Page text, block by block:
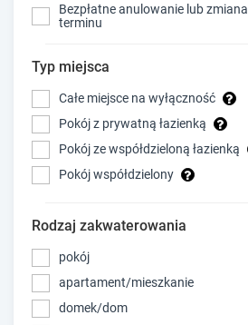
Bezpłatne anulowanie lub zmiana
terminu
Typ miejsca
Całe miejsce na wyłączność
Pokój z prywatną łazienką
Pokój ze współdzieloną łazienką
Pokój współdzielony
Rodzaj zakwaterowania
pokój
apartament/mieszkanie
domek/dom